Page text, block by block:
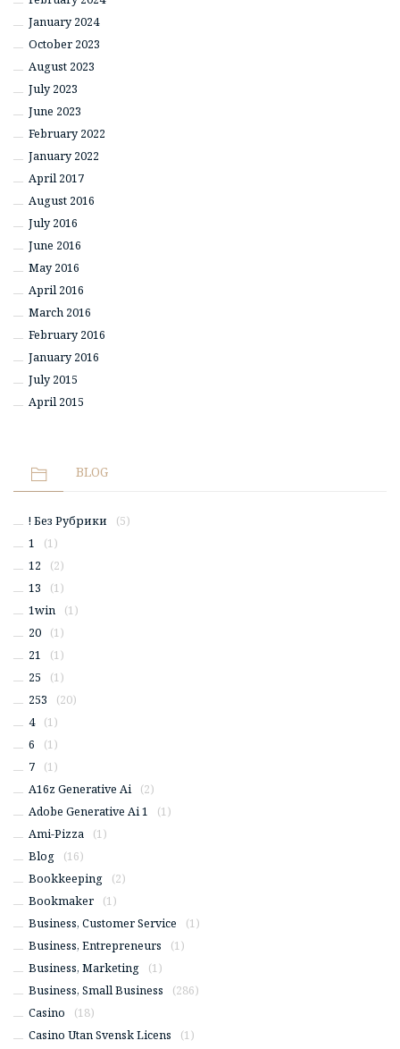
January 2024
October 2023
August 2023
July 2023
June 2023
February 2022
January 2022
April 2017
August 2016
July 2016
June 2016
May 2016
April 2016
March 2016
February 2016
January 2016
July 2015
April 2015
BLOG
! Без Рубрики
(5)
1
(1)
12
(2)
13
(1)
1win
(1)
20
(1)
21
(1)
25
(1)
253
(20)
4
(1)
6
(1)
7
(1)
A16z Generative Ai
(2)
Adobe Generative Ai 1
(1)
Ami-Pizza
(1)
Blog
(16)
Bookkeeping
(2)
Bookmaker
(1)
Business, Customer Service
(1)
Business, Entrepreneurs
(1)
Business, Marketing
(1)
Business, Small Business
(286)
Casino
(18)
Casino Utan Svensk Licens
(1)